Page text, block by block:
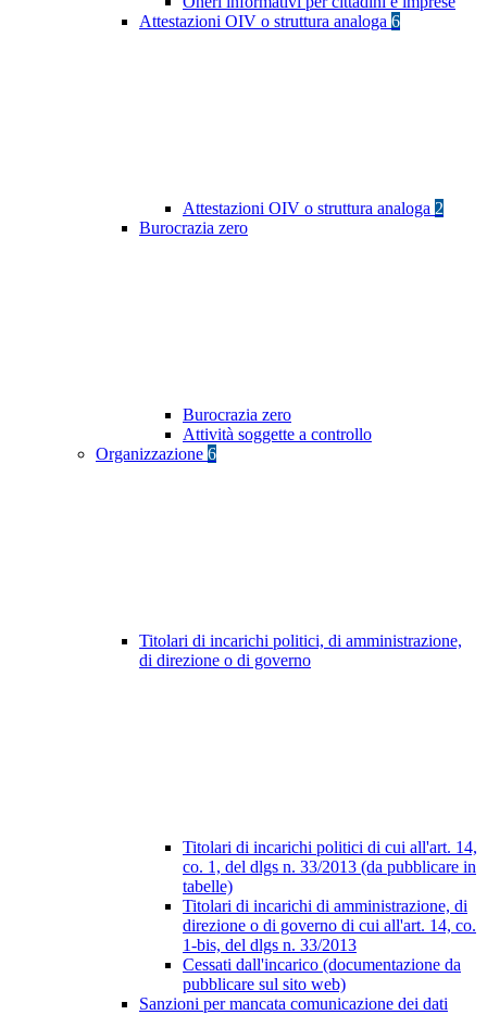
Attestazioni OIV o struttura analoga 6
Attestazioni OIV o struttura analoga 2
Burocrazia zero
Burocrazia zero
Attività soggette a controllo
Organizzazione 6
Titolari di incarichi politici, di amministrazione,
di direzione o di governo
Titolari di incarichi politici di cui all'art. 14,
co. 1, del dlgs n. 33/2013 (da pubblicare in
tabelle)
Titolari di incarichi di amministrazione, di
direzione o di governo di cui all'art. 14, co.
1-bis, del dlgs n. 33/2013
Cessati dall'incarico (documentazione da
pubblicare sul sito web)
Sanzioni per mancata comunicazione dei dati